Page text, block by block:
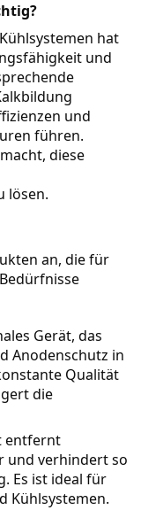
hat
und
und
führen.
diese
lösen.
an, die für
Gerät, das
Anodenschutz in
Qualität
die
entfernt
und verhindert so
Es ist ideal für
Kühlsystemen.